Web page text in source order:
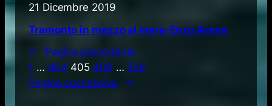
21 Dicembre 2019
Tramonto in mezzo al mare-Enzo Arena
←
Pagina precedente
1 … 404 405 406 … 526
Pagina successiva
→